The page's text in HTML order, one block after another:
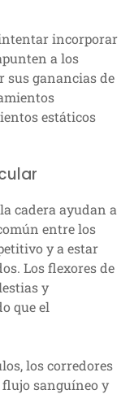
incorporar
a los
sus ganancias de
estáticos
cadera ayudan a
entre los
y a estar
Los flexores de
y
que el
los corredores
sanguíneo y